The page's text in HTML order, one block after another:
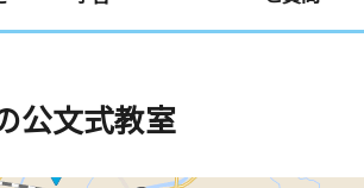
公文式教室